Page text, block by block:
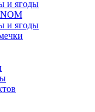
и ягоды
и ягоды